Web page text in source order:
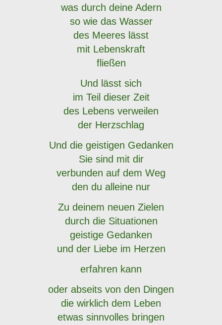
was durch deine Adern
so wie das Wasser
des Meeres lässt
mit Lebenskraft
fließen
Und lässt sich
im Teil dieser Zeit
des Lebens verweilen
der Herzschlag
Und die geistigen Gedanken
Sie sind mit dir
verbunden auf dem Weg
den du alleine nur
Zu deinem neuen Zielen
durch die Situationen
geistige Gedanken
und der Liebe im Herzen
erfahren kann
oder abseits von den Dingen
die wirklich dem Leben
etwas sinnvolles bringen